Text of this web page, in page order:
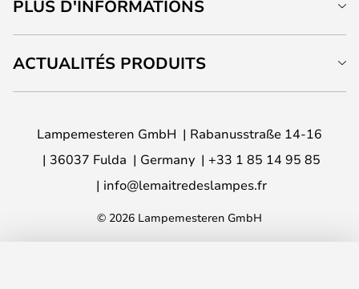
PLUS D'INFORMATIONS
ACTUALITÉS PRODUITS
Lampemesteren GmbH
Rabanusstraße 14-16
36037 Fulda
Germany
+33 1 85 14 95 85
info@lemaitredeslampes.fr
© 2026 Lampemesteren GmbH